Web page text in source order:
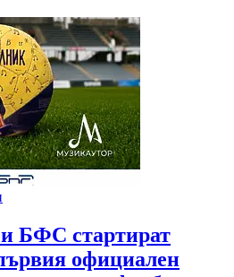
стартират
официален